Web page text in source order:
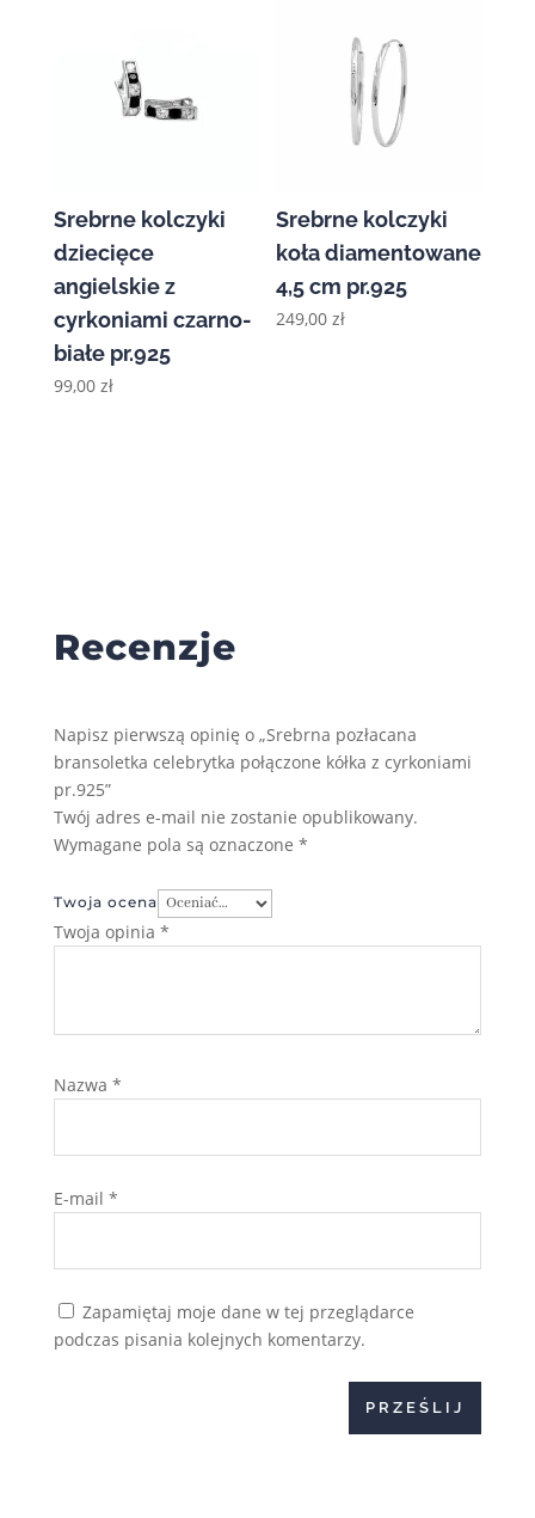
Srebrne kolczyki
dziecięce
angielskie z
cyrkoniami czarno-
białe pr.925
99,00 zł
Srebrne kolczyki
koła diamentowane
4,5 cm pr.925
249,00zł
Recenzje
Napisz pierwszą opinię o „Srebrna pozłacana
bransoletka celebrytka połączone kółka z cyrkoniami
pr.925”
Twój adres e-mail nie zostanie opublikowany.
Wymagane pola są oznaczone *
Twoja ocena
Twoja opinia *
Nazwa *
E-mail *
Zapamiętaj moje dane w tej przeglądarce
podczas pisania kolejnych komentarzy.
PRZEŚLIJ